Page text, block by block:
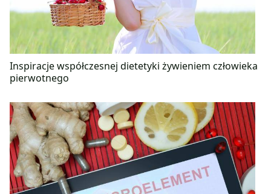
Inspiracje współczesnej dietetyki żywieniem człowieka
pierwotnego